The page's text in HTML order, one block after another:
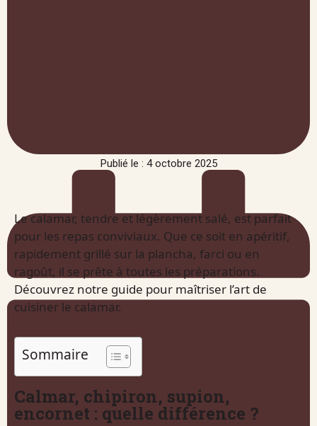
Publié le : 4 octobre 2025
Le calamar, tendre et légèrement salé, est parfait
pour les repas conviviaux. Que ce soit en apéritif,
rapidement grillé sur la plancha, farci ou en
ragoût, il se prête à toutes les préparations.
Découvrez notre guide pour maîtriser l’art de
cuisiner le calamar.
Sommaire
Calmar, chipiron, supion,
encornet : quelle différence ?